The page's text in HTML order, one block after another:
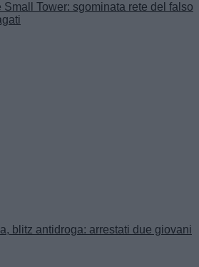
Small Tower: sgominata rete del falso
blitz antidroga: arrestati due giovani